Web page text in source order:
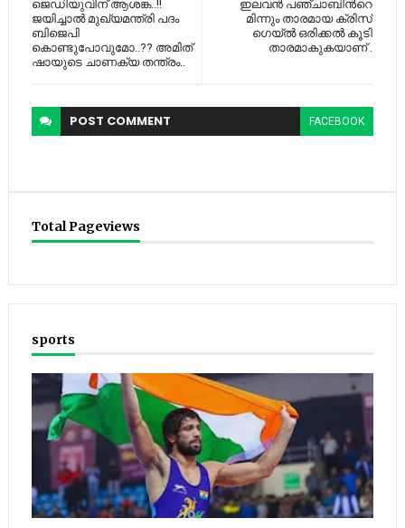
ഇലവന്‍ പഞ്ചാബിന്‍റെ
മിന്നും താരമായ ക്രിസ്
ഗെയ്‌ല്‍ ഒരിക്കല്‍ കൂടി
താരമാകുകയാണ് .
ജെഡിയുവിന് ആശങ്ക..!!
ജയിച്ചാല്‍ മുഖ്യമന്ത്രി പദം
ബിജെപി
കൊണ്ടുപോവുമോ..?? അമിത്
ഷായുടെ ചാണക്യ തന്ത്രം..
POST COMMENT FACEBOOK
Total Pageviews
sports